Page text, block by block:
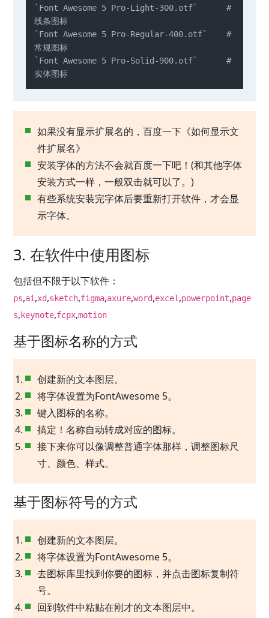
`Font Awesome 5 Pro-Light-300.otf`      #
线条图标
`Font Awesome 5 Pro-Regular-400.otf`    #
常规图标
`Font Awesome 5 Pro-Solid-900.otf`      #
实体图标
如果没有显示扩展名的，百度一下《如何显示文
件扩展名》
安装字体的方法不会就百度一下吧！(和其他字体
安装方式一样，一般双击就可以了。)
有些系统安装完字体后要重新打开软件，才会显
示字体。
3. 在软件中使用图标
包括但不限于以下软件：
ps,ai ,xd,sketch,figma,axure,word,excel ,powerpoint,page
s, keynote,fcpx,motion
基于图标名称的方式
创建新的文本图层。
将字体设置为FontAwesome 5。
键入图标的名称。
搞定！名称自动转成对应的图标。
接下来你可以像调整普通字体那样，调整图标尺
寸、颜色、样式。
基于图标符号的方式
创建新的文本图层。
将字体设置为FontAwesome 5。
去图标库里找到你要的图标，并点击图标复制符
号。
回到软件中粘贴在刚才的文本图层中。